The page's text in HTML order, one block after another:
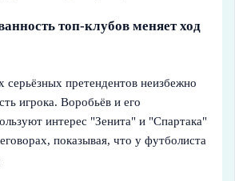
топ-клубов меняет ход
серьёзных претендентов неизбежно
игрока. Воробьёв и его
интерес "Зенита" и "Спартака"
показывая, что у футболиста